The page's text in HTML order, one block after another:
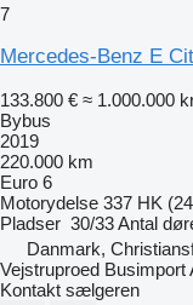
7
Mercedes-Benz E
133.800 € ≈ 1.000.000
Bybus
2019
220.000 km
Euro 6
Motorydelse 337 HK
Pladser 30/33Antal
Danmark,
Vejstruproed Busimport
Kontakt sælgeren